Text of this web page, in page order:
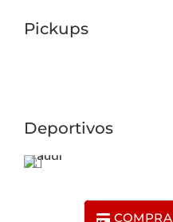
Pickups
Deportivos
COMPRA